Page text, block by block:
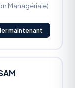
Managériale)
maintenant